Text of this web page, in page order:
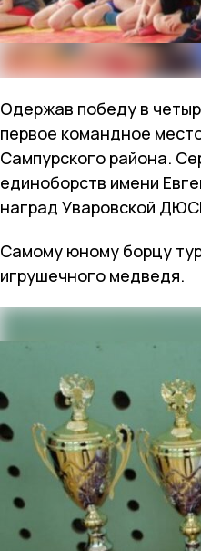
Одержав победу в
первое командное
Сампурского района.
единоборств имени
наград Уваровской
Самому юному борцу
игрушечного медведя.